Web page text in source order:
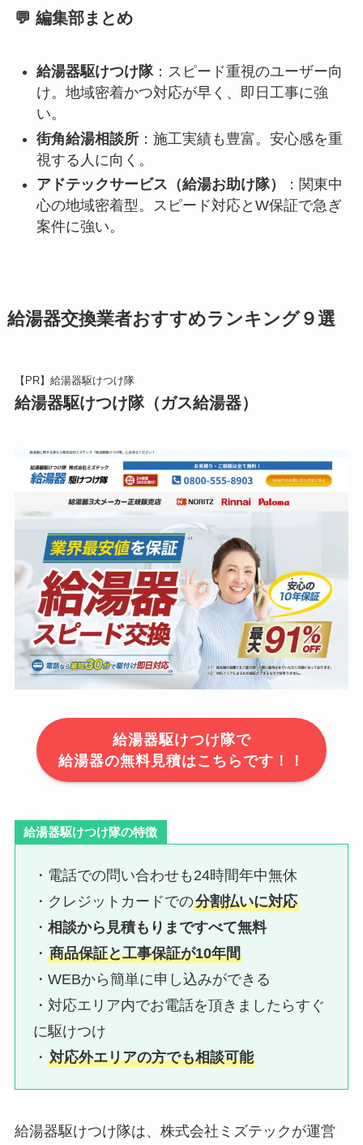
💬 編集部まとめ
給湯器駆けつけ隊：スピード重視のユーザー向
け。地域密着かつ対応が早く、即日工事に強
い。
街角給湯相談所：施工実績も豊富。安心感を重
視する人に向く。
アドテックサービス（給湯お助け隊）
：関東中
心の地域密着型。スピード対応とW保証で急ぎ
案件に強い。
給湯器交換業者おすすめランキング９選
【PR】給湯器駆けつけ隊
給湯器駆けつけ隊（ガス給湯器）
給湯器駆けつけ隊で
給湯器の無料見積はこちらです！！
給湯器駆けつけ隊の特徴
・電話での問い合わせも24時間年中無休
・クレジットカードでの分割払いに対応
・相談から見積もりまですべて無料
・商品保証と工事保証が10年間
・WEBから簡単に申し込みができる
・対応エリア内でお電話を頂きましたらすぐ
に駆けつけ
・対応外エリアの方でも相談可能
給湯器駆けつけ隊は、株式会社ミズテックが運営